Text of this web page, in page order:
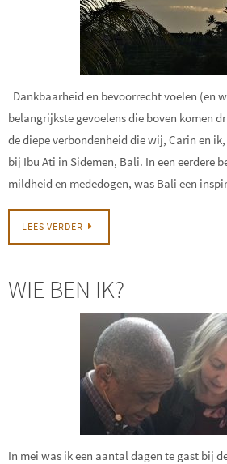
Dankbaarheid en bevoorrecht voelen (en
belangrijkste gevoelens die boven komen
de diepe verbondenheid die wij, Carin en
bij Ibu Ati in Sidemen, Bali. In een eerdere
mildheid en mededogen, was Bali een
LEES VERDER
WIE BEN IK?
In mei was ik een aantal dagen te gast bij